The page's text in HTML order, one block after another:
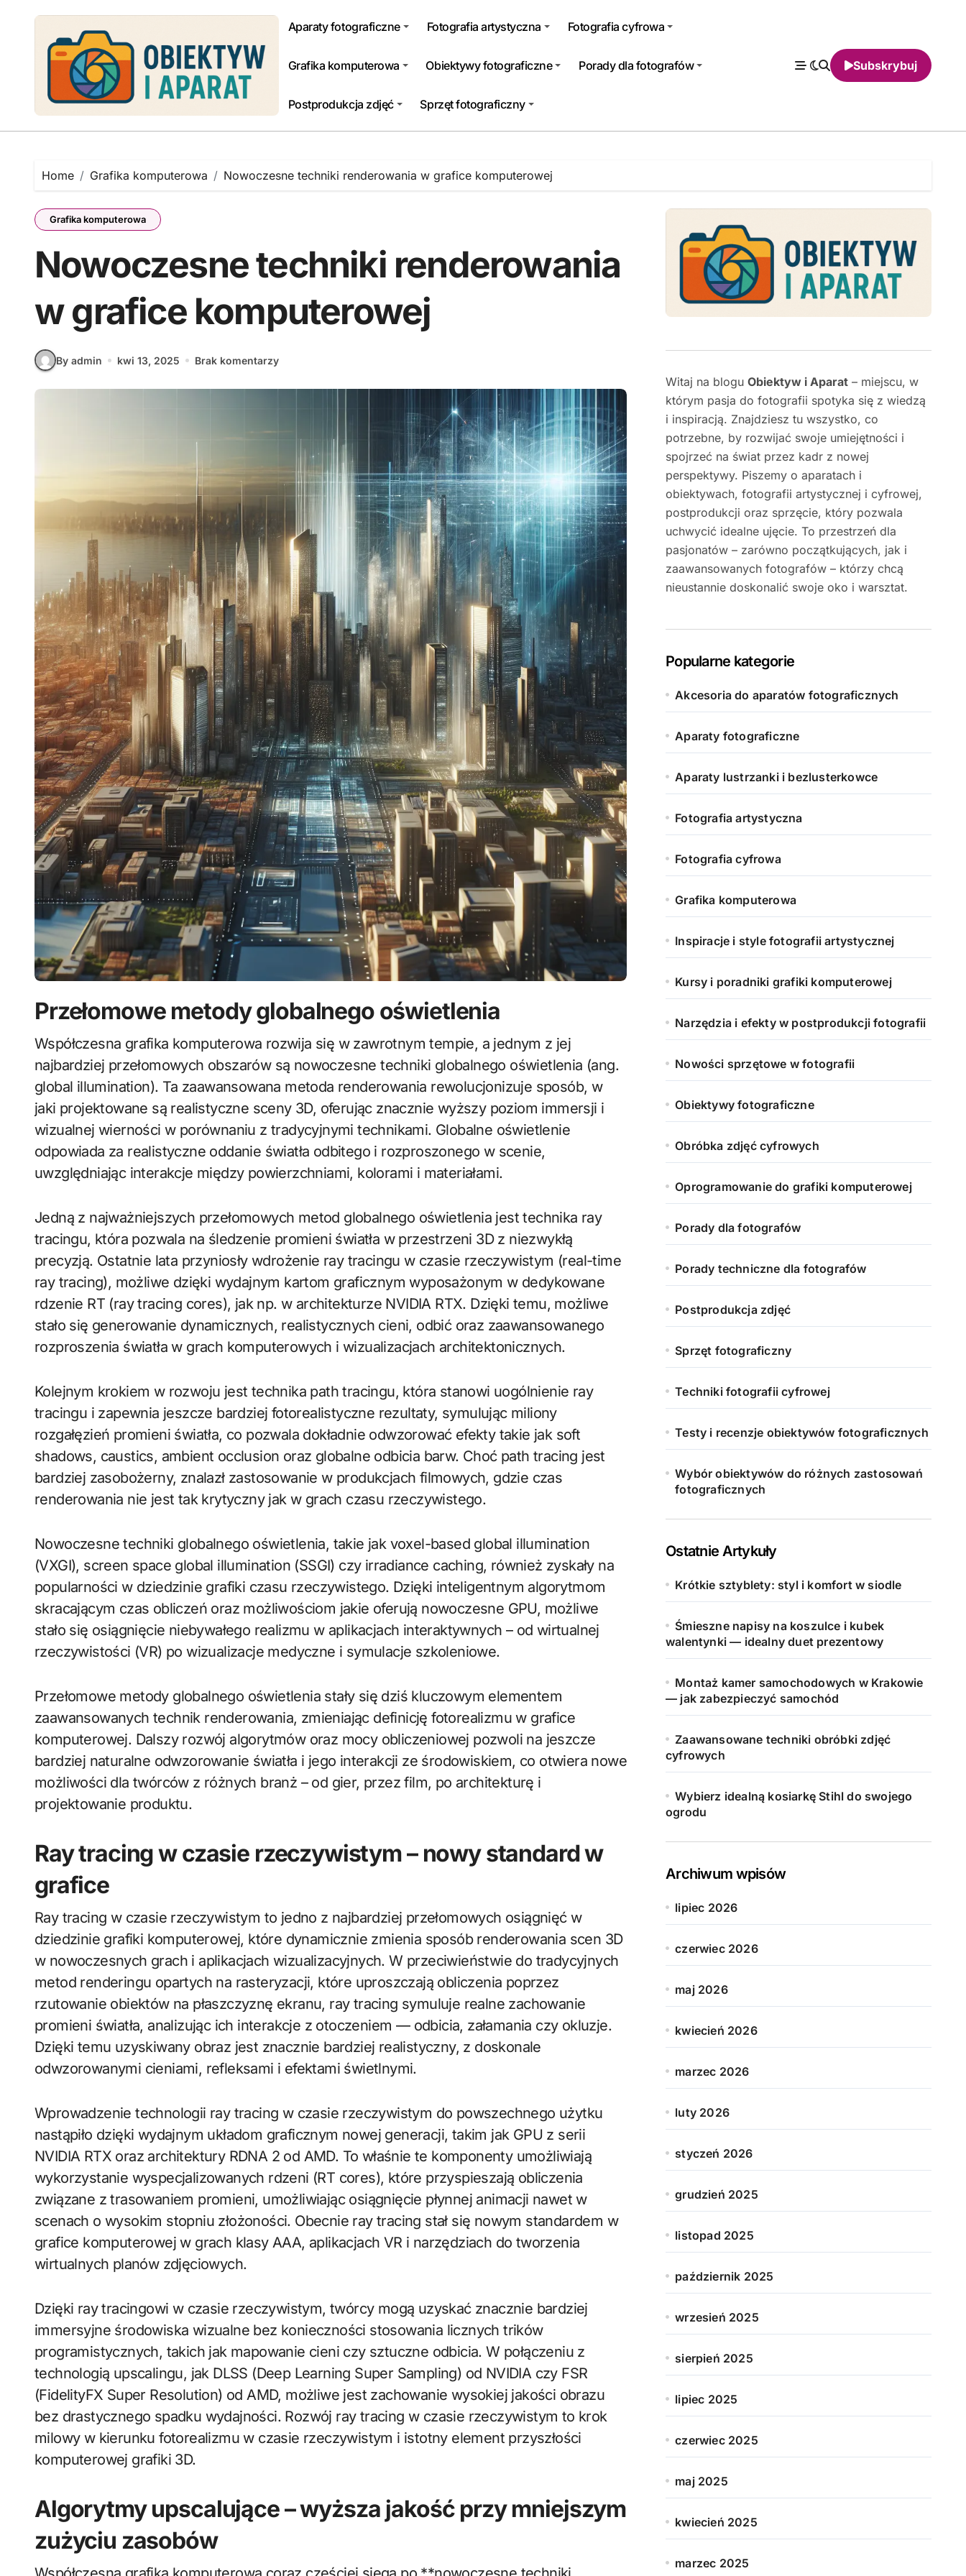
Aparaty fotograficzne Fotografia artystyczna Fotografia cyfrowa
Grafika komputerowa Obiektywy fotograficzne Porady dla fotografów
Postprodukcja zdjęć Sprzęt fotograficzny
Subskrybuj
Home Grafika komputerowa Nowoczesne techniki renderowania w grafice komputerowej
Grafika komputerowa
Nowoczesne techniki renderowania
w grafice komputerowej
By admin kwi 13, 2025 Brak komentarzy
Przełomowe metody globalnego oświetlenia
Współczesna grafika komputerowa rozwija się w zawrotnym tempie, a jednym z jej
najbardziej przełomowych obszarów są nowoczesne techniki globalnego oświetlenia (ang.
global illumination). Ta zaawansowana metoda renderowania rewolucjonizuje sposób, w
jaki projektowane są realistyczne sceny 3D, oferując znacznie wyższy poziom immersji i
wizualnej wierności w porównaniu z tradycyjnymi technikami. Globalne oświetlenie
odpowiada za realistyczne oddanie światła odbitego i rozproszonego w scenie,
uwzględniając interakcje między powierzchniami, kolorami i materiałami.
Jedną z najważniejszych przełomowych metod globalnego oświetlenia jest technika ray
tracingu, która pozwala na śledzenie promieni światła w przestrzeni 3D z niezwykłą
precyzją. Ostatnie lata przyniosły wdrożenie ray tracingu w czasie rzeczywistym (real-time
ray tracing), możliwe dzięki wydajnym kartom graficznym wyposażonym w dedykowane
rdzenie RT (ray tracing cores), jak np. w architekturze NVIDIA RTX. Dzięki temu, możliwe
stało się generowanie dynamicznych, realistycznych cieni, odbić oraz zaawansowanego
rozproszenia światła w grach komputerowych i wizualizacjach architektonicznych.
Kolejnym krokiem w rozwoju jest technika path tracingu, która stanowi uogólnienie ray
tracingu i zapewnia jeszcze bardziej fotorealistyczne rezultaty, symulując miliony
rozgałęzień promieni światła, co pozwala dokładnie odwzorować efekty takie jak soft
shadows, caustics, ambient occlusion oraz globalne odbicia barw. Choć path tracing jest
bardziej zasobożerny, znalazł zastosowanie w produkcjach filmowych, gdzie czas
renderowania nie jest tak krytyczny jak w grach czasu rzeczywistego.
Nowoczesne techniki globalnego oświetlenia, takie jak voxel-based global illumination
(VXGI), screen space global illumination (SSGI) czy irradiance caching, również zyskały na
popularności w dziedzinie grafiki czasu rzeczywistego. Dzięki inteligentnym algorytmom
skracającym czas obliczeń oraz możliwościom jakie oferują nowoczesne GPU, możliwe
stało się osiągnięcie niebywałego realizmu w aplikacjach interaktywnych – od wirtualnej
rzeczywistości (VR) po wizualizacje medyczne i symulacje szkoleniowe.
Przełomowe metody globalnego oświetlenia stały się dziś kluczowym elementem
zaawansowanych technik renderowania, zmieniając definicję fotorealizmu w grafice
komputerowej. Dalszy rozwój algorytmów oraz mocy obliczeniowej pozwoli na jeszcze
bardziej naturalne odwzorowanie światła i jego interakcji ze środowiskiem, co otwiera nowe
możliwości dla twórców z różnych branż – od gier, przez film, po architekturę i
projektowanie produktu.
Ray tracing w czasie rzeczywistym – nowy standard w
grafice
Ray tracing w czasie rzeczywistym to jedno z najbardziej przełomowych osiągnięć w
dziedzinie grafiki komputerowej, które dynamicznie zmienia sposób renderowania scen 3D
w nowoczesnych grach i aplikacjach wizualizacyjnych. W przeciwieństwie do tradycyjnych
metod renderingu opartych na rasteryzacji, które uproszczają obliczenia poprzez
rzutowanie obiektów na płaszczyznę ekranu, ray tracing symuluje realne zachowanie
promieni światła, analizując ich interakcje z otoczeniem — odbicia, załamania czy okluzje.
Dzięki temu uzyskiwany obraz jest znacznie bardziej realistyczny, z doskonale
odwzorowanymi cieniami, refleksami i efektami świetlnymi.
Wprowadzenie technologii ray tracing w czasie rzeczywistym do powszechnego użytku
nastąpiło dzięki wydajnym układom graficznym nowej generacji, takim jak GPU z serii
NVIDIA RTX oraz architektury RDNA 2 od AMD. To właśnie te komponenty umożliwiają
wykorzystanie wyspecjalizowanych rdzeni (RT cores), które przyspieszają obliczenia
związane z trasowaniem promieni, umożliwiając osiągnięcie płynnej animacji nawet w
scenach o wysokim stopniu złożoności. Obecnie ray tracing stał się nowym standardem w
grafice komputerowej w grach klasy AAA, aplikacjach VR i narzędziach do tworzenia
wirtualnych planów zdjęciowych.
Dzięki ray tracingowi w czasie rzeczywistym, twórcy mogą uzyskać znacznie bardziej
immersyjne środowiska wizualne bez konieczności stosowania licznych trików
programistycznych, takich jak mapowanie cieni czy sztuczne odbicia. W połączeniu z
technologią upscalingu, jak DLSS (Deep Learning Super Sampling) od NVIDIA czy FSR
(FidelityFX Super Resolution) od AMD, możliwe jest zachowanie wysokiej jakości obrazu
bez drastycznego spadku wydajności. Rozwój ray tracing w czasie rzeczywistym to krok
milowy w kierunku fotorealizmu w czasie rzeczywistym i istotny element przyszłości
komputerowej grafiki 3D.
Algorytmy upscalujące – wyższa jakość przy mniejszym
zużyciu zasobów
Witaj na blogu Obiektyw i Aparat – miejscu, w
którym pasja do fotografii spotyka się z wiedzą
i inspiracją. Znajdziesz tu wszystko, co
potrzebne, by rozwijać swoje umiejętności i
spojrzeć na świat przez kadr z nowej
perspektywy. Piszemy o aparatach i
obiektywach, fotografii artystycznej i cyfrowej,
postprodukcji oraz sprzęcie, który pozwala
uchwycić idealne ujęcie. To przestrzeń dla
pasjonatów – zarówno początkujących, jak i
zaawansowanych fotografów – którzy chcą
nieustannie doskonalić swoje oko i warsztat.
Popularne kategorie
Akcesoria do aparatów fotograficznych
Aparaty fotograficzne
Aparaty lustrzanki i bezlusterkowce
Fotografia artystyczna
Fotografia cyfrowa
Grafika komputerowa
Inspiracje i style fotografii artystycznej
Kursy i poradniki grafiki komputerowej
Narzędzia i efekty w postprodukcji fotografii
Nowości sprzętowe w fotografii
Obiektywy fotograficzne
Obróbka zdjęć cyfrowych
Oprogramowanie do grafiki komputerowej
Porady dla fotografów
Porady techniczne dla fotografów
Postprodukcja zdjęć
Sprzęt fotograficzny
Techniki fotografii cyfrowej
Testy i recenzje obiektywów fotograficznych
Wybór obiektywów do różnych zastosowań
fotograficznych
Ostatnie Artykuły
Krótkie sztyblety: styl i komfort w siodle
Śmieszne napisy na koszulce i kubek
walentynki — idealny duet prezentowy
Montaż kamer samochodowych w Krakowie
— jak zabezpieczyć samochód
Zaawansowane techniki obróbki zdjęć
cyfrowych
Wybierz idealną kosiarkę Stihl do swojego
ogrodu
Archiwum wpisów
lipiec 2026
czerwiec 2026
maj 2026
kwiecień 2026
marzec 2026
luty 2026
styczeń 2026
grudzień 2025
listopad 2025
październik 2025
wrzesień 2025
sierpień 2025
lipiec 2025
czerwiec 2025
maj 2025
kwiecień 2025
marzec 2025